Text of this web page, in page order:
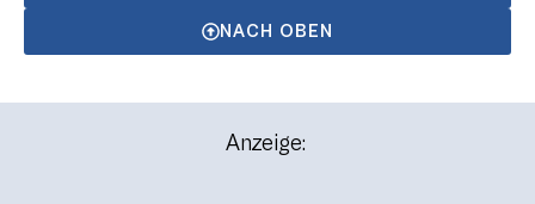
NACH OBEN
Anzeige: